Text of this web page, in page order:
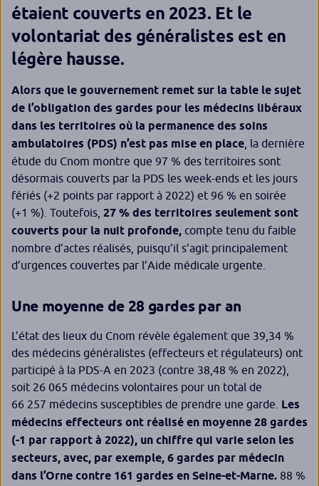
étaient couverts en 2023. Et le
volontariat des généralistes est en
légère hausse.
Alors que le gouvernement remet sur la table le sujet
de l’obligation des gardes pour les médecins libéraux
dans les territoires où la permanence des soins
ambulatoires (PDS) n’est pas mise en place , la dernière
étude du Cnom montre que 97 % des territoires sont
désormais couverts par la PDS les week-ends et les jours
fériés (+2 points par rapport à 2022) et 96 % en soirée
(+1 %). Toutefois, 27 % des territoires seulement sont
couverts pour la nuit profonde, compte tenu du faible
nombre d’actes réalisés, puisqu’il s’agit principalement
d’urgences couvertes par l’Aide médicale urgente.
Une moyenne de 28 gardes par an
L’état des lieux du Cnom révèle également que 39,34 %
des médecins généralistes (effecteurs et régulateurs) ont
participé à la PDS-A en 2023 (contre 38,48 % en 2022),
soit 26 065 médecins volontaires pour un total de
66 257 médecins susceptibles de prendre une garde. Les
médecins effecteurs ont réalisé en moyenne 28 gardes
(-1 par rapport à 2022), un chiffre qui varie selon les
secteurs, avec, par exemple, 6 gardes par médecin
dans l’Orne contre 161 gardes en Seine-et-Marne. 88 %